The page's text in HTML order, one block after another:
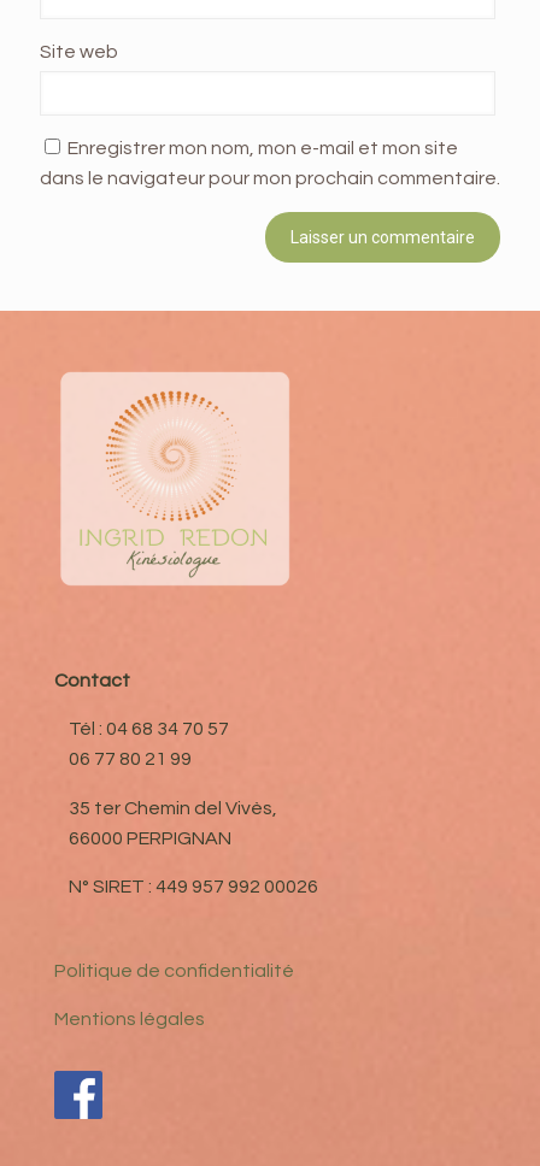
Site web
Enregistrer mon nom, mon e-mail et mon site
dans le navigateur pour mon prochain commentaire.
Contact
Tél : 04 68 34 70 57
06 77 80 21 99
35 ter Chemin del Vivès,
66000 PERPIGNAN
N° SIRET : 449 957 992 00026
Politique de confidentialité
Mentions légales